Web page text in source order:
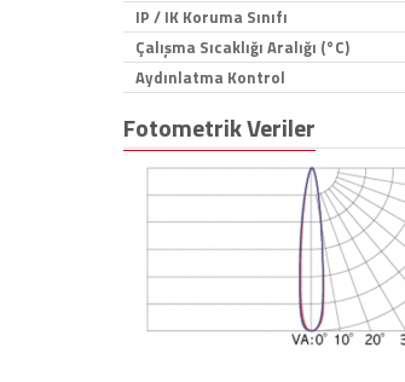
IP / IK Koruma Sınıfı
Çalışma Sıcaklığı Aralığı (°C)
Aydınlatma Kontrol
Fotometrik Veriler